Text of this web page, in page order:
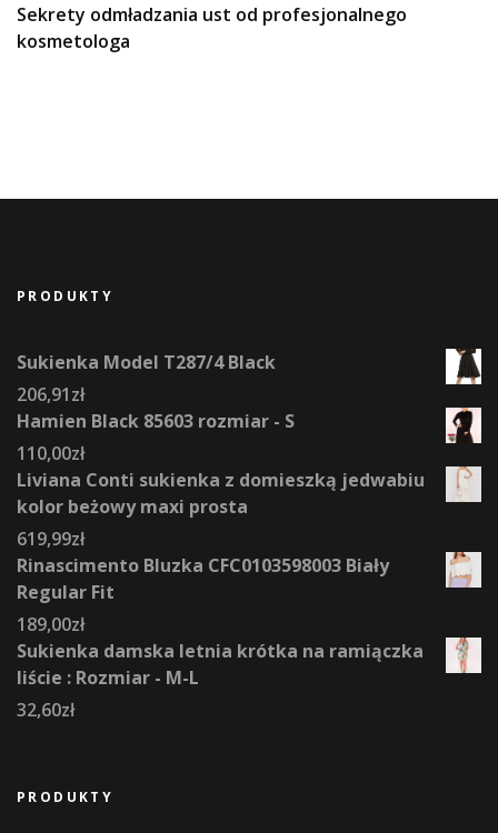
Sekrety odmładzania ust od profesjonalnego
kosmetologa
PRODUKTY
Sukienka Model T287/4 Black
206,91zł
Hamien Black 85603 rozmiar - S
110,00zł
Liviana Conti sukienka z domieszką jedwabiu
kolor beżowy maxi prosta
619,99zł
Rinascimento Bluzka CFC0103598003 Biały
Regular Fit
189,00zł
Sukienka damska letnia krótka na ramiączka
liście : Rozmiar - M-L
32,60zł
PRODUKTY